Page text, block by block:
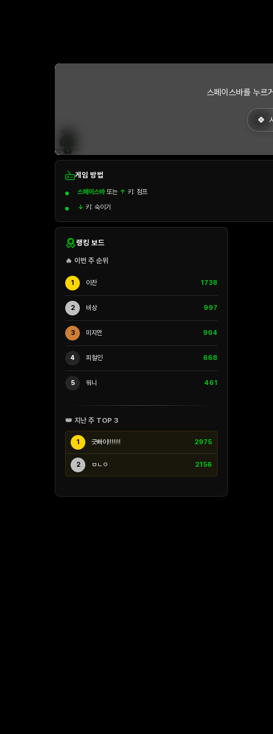
스페이스바를 누르
게임 방법
스페이스바또는 ↑ 키: 점프
↓ 키: 숙이기
랭킹 보드
🔥 이번 주 순위
1 이찬 1738
2 비상 997
3 미지안 904
4 피철인 668
5 워니 461
👑 지난 주 TOP 3
1 긋빠이!!!!!!! 2975
2 ㅁㄴㅇ 2156